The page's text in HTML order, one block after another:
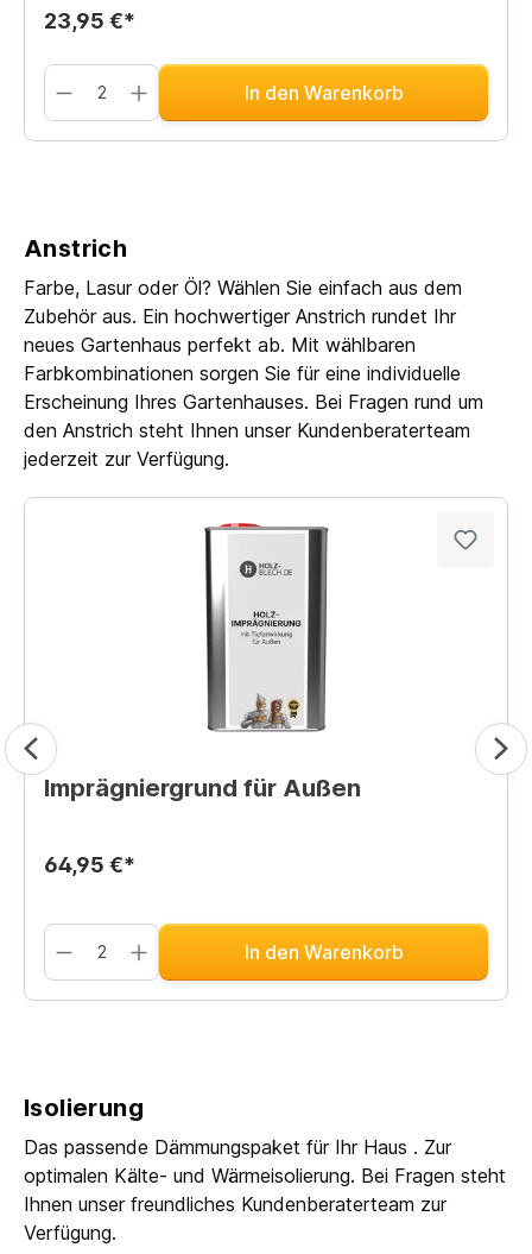
23,95 €*
In den Warenkorb
Anstrich
Farbe, Lasur oder Öl? Wählen Sie einfach aus dem
Zubehör aus. Ein hochwertiger Anstrich rundet Ihr
neues Gartenhaus perfekt ab. Mit wählbaren
Farbkombinationen sorgen Sie für eine individuelle
Erscheinung Ihres Gartenhauses. Bei Fragen rund um
den Anstrich steht Ihnen unser Kundenberaterteam
jederzeit zur Verfügung.
Imprägniergrund für Außen
64,95 €*
In den Warenkorb
Isolierung
Das passende Dämmungspaket für Ihr Haus . Zur
optimalen Kälte- und Wärmeisolierung. Bei Fragen steht
Ihnen unser freundliches Kundenberaterteam zur
Verfügung.